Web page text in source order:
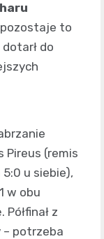
pozostaje to
do
Pireus (remis
u siebie),
w obu
z
– potrzeba